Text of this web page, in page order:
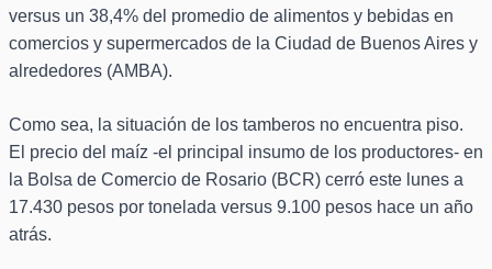
versus un 38,4% del promedio de alimentos y bebidas en
comercios y supermercados de la Ciudad de Buenos Aires y
alrededores (AMBA).
Como sea, la situación de los tamberos no encuentra piso.
El precio del maíz -el principal insumo de los productores- en
la Bolsa de Comercio de Rosario (BCR) cerró este lunes a
17.430 pesos por tonelada versus 9.100 pesos hace un año
atrás.